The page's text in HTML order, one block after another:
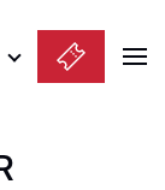
English